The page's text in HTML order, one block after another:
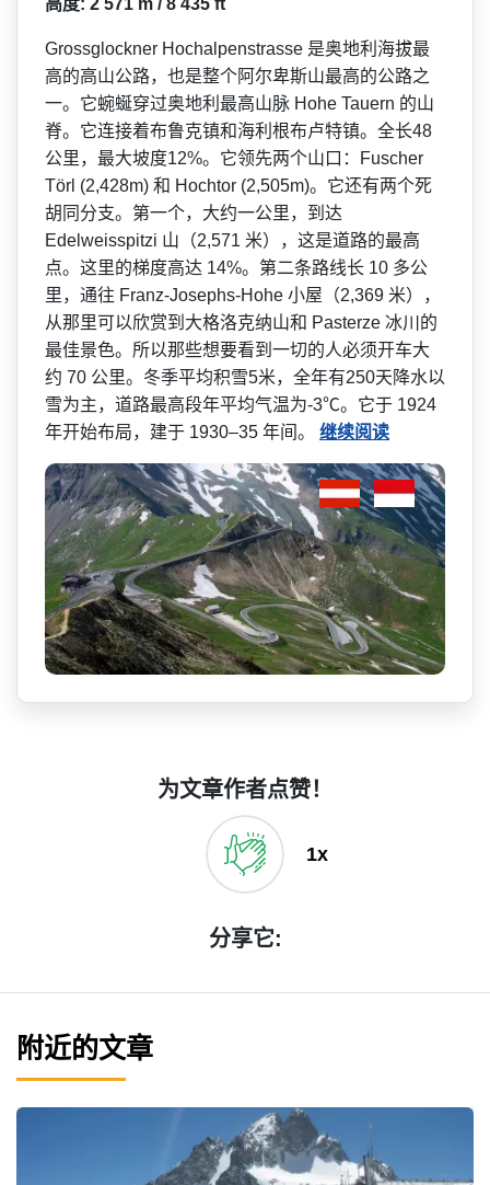
高度: 2 571 m / 8 435 ft
Grossglockner Hochalpenstrasse 是奥地利海拔最
高的高山公路­，也是整个阿尔卑斯山最高的公路之
一。它蜿蜒穿过奥­地利最高山脉 Hohe Tauern 的山
脊。它连接着布鲁克镇和­海利根布卢特镇。全长48
公里，最大坡度12%。它­领先两个山口：Fuscher
Törl (2,428m) 和 Hochtor (2,505m)。它还有两­个死
胡同分支。第一个，大约一公里，到达
Edelweisspitzi 山（2,571 米），这是道路的最高
点。这里的梯度高达 14%。第二条路线长 10 多公
里，通往 Franz-Josephs-Hohe 小屋（2,369 米），
从那里可以欣赏到大格洛克纳山和 Pasterze 冰川的
最佳景色。所以那些想­要看到一切的人必须开车大
约 70 公里。冬季平均积雪5米，全­年有250天降水以
雪为主，道路最高段年平均气温为-3℃。它于 1924
年开始布局，建于 1930–35 年间。 继续阅读
为文章作者点赞！
1x
分享它:
附近的文章